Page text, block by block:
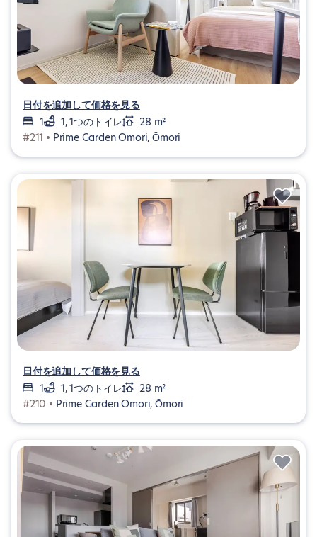
日付を追加して価格を見る
1
1, 1つのトイレ
28 m²
#211 • Prime Garden Omori, Ōmori
日付を追加して価格を見る
1
1, 1つのトイレ
28 m²
#210 • Prime Garden Omori, Ōmori